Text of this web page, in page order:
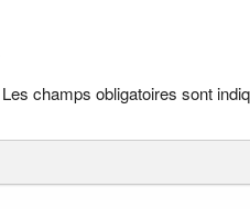
Les champs obligatoires sont